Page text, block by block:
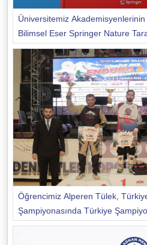
Üniversitemiz
Bilimsel Eser Springer Nature
Öğrencimiz Alperen Tülek,
Şampiyonasında Türkiye